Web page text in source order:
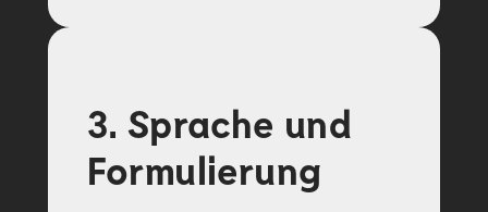
3. Sprache und
Formulierung